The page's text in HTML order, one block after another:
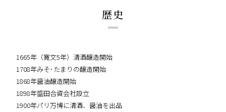
歴史
1665年（寛文5年）清酒醸造開始
1708年みそ･たまりの醸造開始
1868年醤油醸造開始
1898年盛田合資会社設立
1900年パリ万博に清酒、醤油を出品